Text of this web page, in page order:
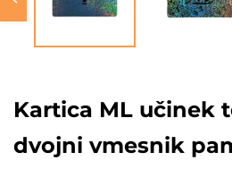
Kartica ML učinek
dvojni vmesnik